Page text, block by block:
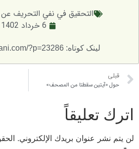
التحقيق في نفي التحريف عن القرآن
سقطتا من المصحف» أحاديث
عنوان بريدك الإلكتروني. الحقول